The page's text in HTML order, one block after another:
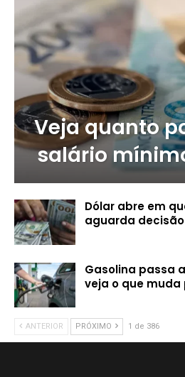
Veja quanto
salário
Dólar abre em
aguarda
Gasolina passa
veja o que
ANTERIOR PRÓXIMO 1 de 386